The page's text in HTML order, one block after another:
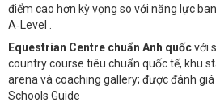
điểm cao hơn kỳ vọng so với năng lực
A‑Level .
Equestrian Centre chuẩn Anh quốcvới
country course tiêu chuẩn quốc tế, khu
arena và coaching gallery; được đánh giá
Schools Guide